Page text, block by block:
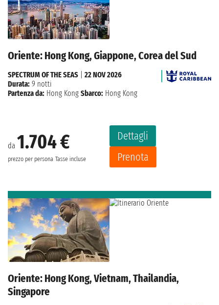
Oriente: Hong Kong, Giappone, Corea del Sud
da 1.704 €
prezzo per persona Tasse incluse
Dettagli
Prenota
SPECTRUM OF THE SEAS
22 NOV 2026
Durata: 9 notti
Partenza da: Hong Kong Sbarco: Hong Kong
Oriente: Hong Kong, Vietnam, Thailandia,
Singapore